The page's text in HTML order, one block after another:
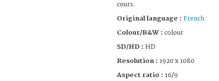
cours.
Original language : French
Colour/B&W : colour
SD/HD : HD
Resolution : 1920 x 1080
Aspect ratio : 16/9